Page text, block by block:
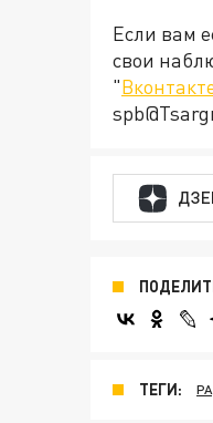
Если вам
свои
"
ТЕГИ: